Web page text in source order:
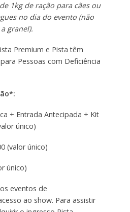
1kg de ração para cães ou
no dia do evento (não
granel).
Premium e Pista têm
Pessoas com Deficiência
+ Entrada Antecipada + Kit
único)
(valor único)
único)
eventos de
ao show. Para assistir